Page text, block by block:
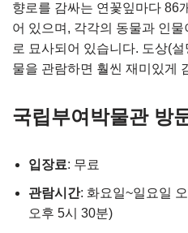
향로를 감싸는 연꽃잎마다 86
어 있으며, 각각의 동물과 인
로 묘사되어 있습니다. 도상(
물을 관람하면 훨씬 재미있게
국립부여박물관 방
입장료: 무료
관람시간: 화요일~일요일
오후 5시 30분)